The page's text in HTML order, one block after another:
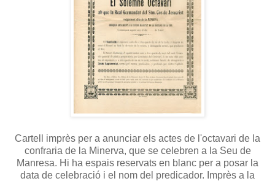
Cartell imprès per a anunciar els actes de l'octavari de la
confraria de la Minerva, que se celebren a la Seu de
Manresa. Hi ha espais reservats en blanc per a posar la
data de celebració i el nom del predicador. Imprès a la